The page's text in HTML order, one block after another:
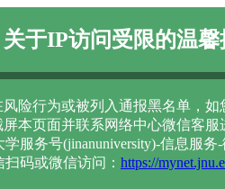
关于IP访问受限的温馨
险行为或被列入通报黑名单，如
屏本页面并联系网络中心微信客服
服务号(jinanuniversity)-信息服务
扫码或微信访问： https://